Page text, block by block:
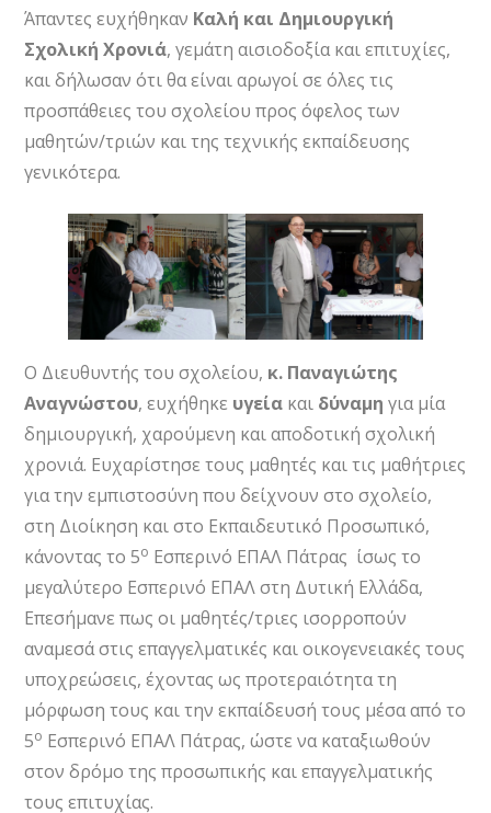
Άπαντες ευχήθηκαν Καλή και Δημιουργική
Σχολική Χρονιά, γεμάτη αισιοδοξία και επιτυχίες,
και δήλωσαν ότι θα είναι αρωγοί σε όλες τις
προσπάθειες του σχολείου προς όφελος των
μαθητών/τριών και της τεχνικής εκπαίδευσης
γενικότερα.
Ο Διευθυντής του σχολείου, κ. Παναγιώτης
Αναγνώστου, ευχήθηκε υγεία και δύναμη για μία
δημιουργική, χαρούμενη και αποδοτική σχολική
χρονιά. Ευχαρίστησε τους μαθητές και τις μαθήτριες
για την εμπιστοσύνη που δείχνουν στο σχολείο,
στη Διοίκηση και στο Εκπαιδευτικό Προσωπικό,
κάνοντας το 5ο Εσπερινό ΕΠΑΛ Πάτρας ίσως το
μεγαλύτερο Εσπερινό ΕΠΑΛ στη Δυτική Ελλάδα,
Επεσήμανε πως οι μαθητές/τριες ισορροπούν
αναμεσά στις επαγγελματικές και οικογενειακές τους
υποχρεώσεις, έχοντας ως προτεραιότητα τη
μόρφωση τους και την εκπαίδευσή τους μέσα από το
5ο Εσπερινό ΕΠΑΛ Πάτρας, ώστε να καταξιωθούν
στον δρόμο της προσωπικής και επαγγελματικής
τους επιτυχίας.